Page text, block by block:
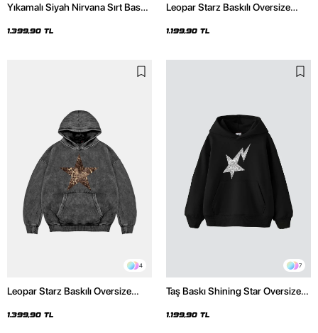
Yıkamalı Siyah Nirvana Sırt Baskılı
1.399,90 TL
Leopar Starz Baskılı Oversize
1.199,90 TL
4
Leopar Starz Baskılı Oversize
Hoodie
1.399,90 TL
7
Taş Baskı Shining Star Oversize
1.199,90 TL